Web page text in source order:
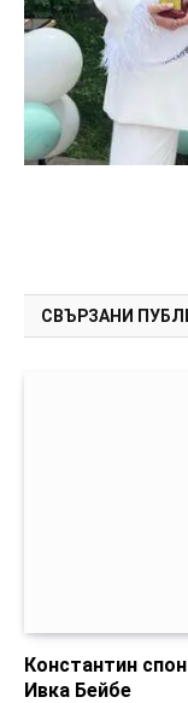
СВЪРЗАНИ
Константин
Ивка Бейбе